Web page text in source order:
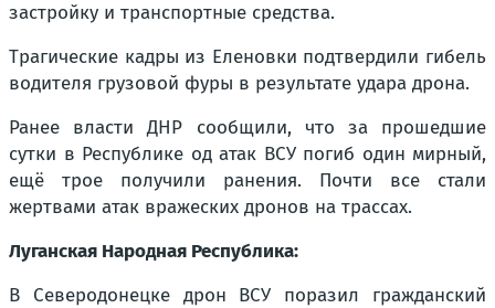
застройку и транспортные средства.
Трагические кадры из Еленовки подтвердили гибель
водителя грузовой фуры в результате удара дрона.
Ранее власти ДНР сообщили, что за прошедшие
сутки в Республике од атак ВСУ погиб один мирный,
ещё трое получили ранения. Почти все стали
жертвами атак вражеских дронов на трассах.
Луганская Народная Республика:
В Северодонецке дрон ВСУ поразил гражданский